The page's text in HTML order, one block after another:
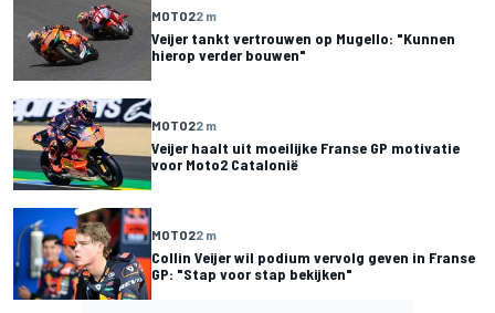
MOTO22 m
Veijer tankt vertrouwen op Mugello: "Kunnen
hierop verder bouwen"
MOTO22 m
Veijer haalt uit moeilijke Franse GP motivatie
voor Moto2 Catalonië
MOTO22 m
Collin Veijer wil podium vervolg geven in Franse
GP: "Stap voor stap bekijken"